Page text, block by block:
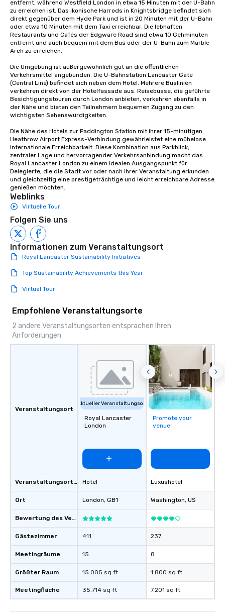
entfernt, während Westfield London in etwa 15 Minuten mit der U-Bahn
zu erreichen ist. Das ikonische Harrods in Knightsbridge befindet sich
direkt gegenüber dem Hyde Park und ist in 20 Minuten mit der U-Bahn
oder etwa 10 Minuten mit dem Taxi erreichbar. Die lebhaften
Restaurants und Cafés der Edgware Road sind etwa 10 Gehminuten
entfernt und auch bequem mit dem Bus oder der U-Bahn zum Marble
Arch zu erreichen.
Die Umgebung ist außergewöhnlich gut an die öffentlichen
Verkehrsmittel angebunden. Die U-Bahnstation Lancaster Gate
(Central Line) befindet sich neben dem Hotel. Mehrere Buslinien
verkehren direkt von der Hotelfassade aus. Reisebusse, die geführte
Besichtigungstouren durch London anbieten, verkehren ebenfalls in
der Nähe und bieten den Teilnehmern bequemen Zugang zu den
wichtigsten Sehenswürdigkeiten.
Die Nähe des Hotels zur Paddington Station mit ihrer 15-minütigen
Heathrow Airport Express-Verbindung gewährleistet eine mühelose
internationale Erreichbarkeit. Diese Kombination aus Parkblick,
zentraler Lage und hervorragender Verkehrsanbindung macht das
Royal Lancaster London zu einem idealen Ausgangspunkt für
Delegierte, die die Stadt vor oder nach ihrer Veranstaltung erkunden
und gleichzeitig eine prestigeträchtige und leicht erreichbare Adresse
genießen möchten.
Weblinks
Virtuelle Tour
Folgen Sie uns
Informationen zum Veranstaltungsort
Royal Lancaster Sustainability Initiatives
Top Sustainability Achievements this Year
Virtual Tour
Empfohlene Veranstaltungsorte
2 andere Veranstaltungsorten entsprachen Ihren
Anforderungen
Veranstaltungsort
Veranstaltungsortstyp
Ort
Bewertung des Veranstaltungsortes
Gästezimmer
Meetingräume
Größter Raum
Meetingfläche
Aktueller Veranstaltungsort
Royal Lancaster
London
Hotel
London, GB1
411
15
15.005 sq ft
35.714 sq ft
Promote your
venue
Luxushotel
Washington, US
237
8
1.800 sq ft
7.201 sq ft